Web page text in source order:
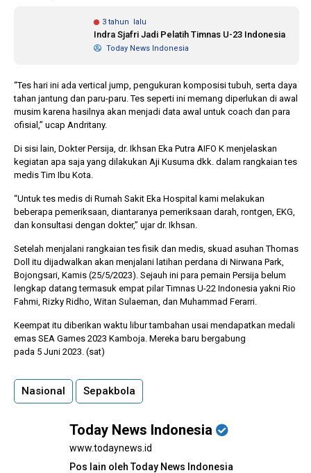
3 tahun lalu
Indra Sjafri Jadi Pelatih Timnas U-23 Indonesia
Today News Indonesia
“Tes hari ini ada vertical jump, pengukuran komposisi tubuh, serta daya
tahan jantung dan paru-paru. Tes seperti ini memang diperlukan di awal
musim karena hasilnya akan menjadi data awal untuk coach dan para
ofisial,” ucap Andritany.
Di sisi lain, Dokter Persija, dr. Ikhsan Eka Putra AIFO K menjelaskan
kegiatan apa saja yang dilakukan Aji Kusuma dkk. dalam rangkaian tes
medis Tim Ibu Kota.
“Untuk tes medis di Rumah Sakit Eka Hospital kami melakukan
beberapa pemeriksaan, diantaranya pemeriksaan darah, rontgen, EKG,
dan konsultasi dengan dokter,” ujar dr. Ikhsan.
Setelah menjalani rangkaian tes fisik dan medis, skuad asuhan Thomas
Doll itu dijadwalkan akan menjalani latihan perdana di Nirwana Park,
Bojongsari, Kamis (25/5/2023). Sejauh ini para pemain Persija belum
lengkap datang termasuk empat pilar Timnas U-22 Indonesia yakni Rio
Fahmi, Rizky Ridho, Witan Sulaeman, dan Muhammad Ferarri.
Keempat itu diberikan waktu libur tambahan usai mendapatkan medali
emas SEA Games 2023 Kamboja. Mereka baru bergabung
pada 5 Juni 2023. (sat)
Nasional Sepakbola
Today News Indonesia
www.todaynews.id
Pos lain oleh Today News Indonesia